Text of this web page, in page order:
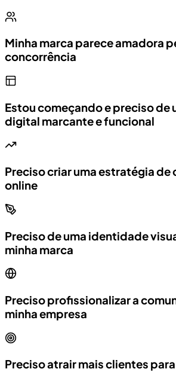
Minha marca parece amadora
concorrência
Estou começando e preciso de
digital marcante e funcional
Preciso criar uma estratégia de
online
Preciso de uma identidade
minha marca
Preciso profissionalizar a
minha empresa
Preciso atrair mais clientes